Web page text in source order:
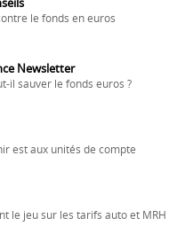
le fonds en euros
Newsletter
il sauver le fonds euros ?
est aux unités de compte
le jeu sur les tarifs auto et MRH